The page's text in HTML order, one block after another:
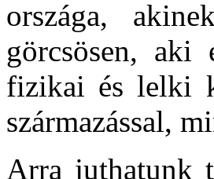
országa,
görcsösen,
fizikai és lelki
származással,
Arra juthatunk